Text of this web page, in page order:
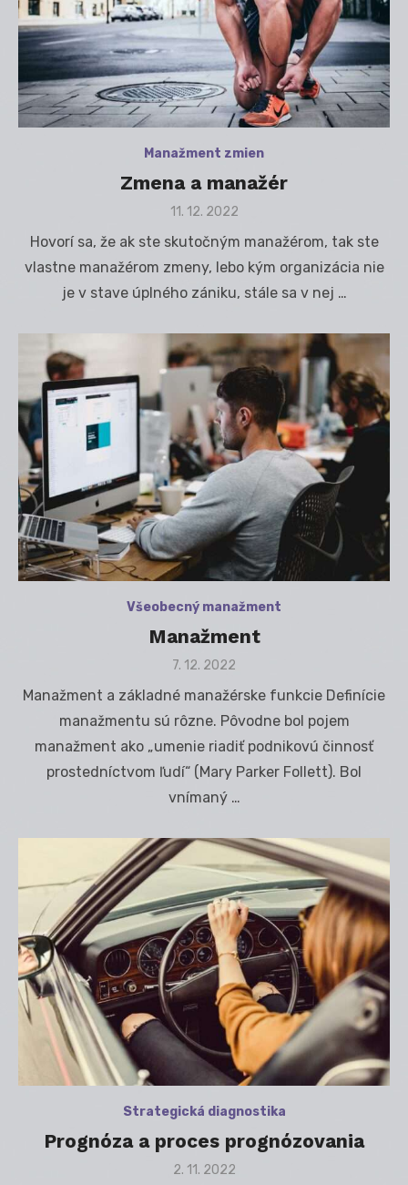
Manažment zmien
Zmena a manažér
Posted
11. 12. 2022
Hovorí sa, že ak ste skutočným manažérom, tak ste
vlastne manažérom zmeny, lebo kým organizácia nie
je v stave úplného zániku, stále sa v nej …
Všeobecný manažment
Manažment
Posted
7. 12. 2022
Manažment a základné manažérske funkcie Definície
manažmentu sú rôzne. Pôvodne bol pojem
manažment ako „umenie riadiť podnikovú činnosť
prostedníctvom ľudí“ (Mary Parker Follett). Bol
vnímaný …
Strategická diagnostika
Prognóza a proces prognózovania
Posted
2. 11. 2022